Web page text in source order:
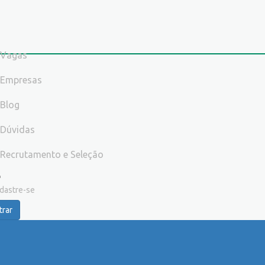
Vagas
Empresas
Blog
Dúvidas
Recrutamento e Seleção
se